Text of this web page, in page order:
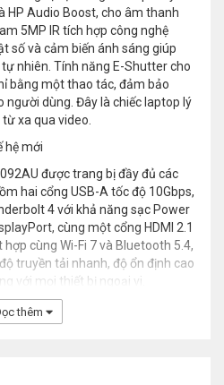
HP Audio Boost, cho âm thanh
5MP IR tích hợp công nghệ
số và cảm biến ánh sáng giúp
nhiên. Tính năng E-Shutter cho
bằng một thao tác, đảm bảo
người dùng. Đây là chiếc laptop lý
xa qua video.
hệ mới
được trang bị đầy đủ các
hai cổng USB-A tốc độ 10Gbps,
4 với khả năng sạc Power
cùng một cổng HDMI 2.1
cùng Wi-Fi 7 và Bluetooth 5.4,
truyền tải nhanh, độ ổn định cao
với mọi thiết bị ngoại vi.
thêm